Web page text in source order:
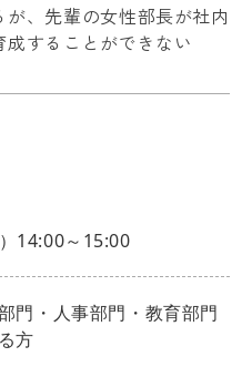
、先輩の女性部長が社内
することができない
14:00～15:00
門・人事部門・教育部門
方